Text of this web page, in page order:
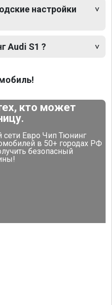
настройки
Audi S1 ?
кто может
Евро Чип Тюнинг
в 50+ городах РФ
безопасный